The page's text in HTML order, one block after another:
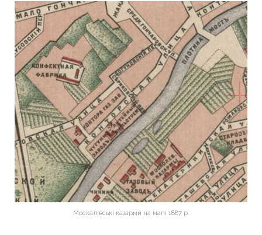
Москалівські казарми на мапі 1887 р.